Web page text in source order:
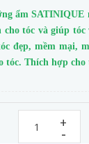
ẩm SATINIQUE
cho tóc và giúp
đẹp, mềm mại,
tóc. Thích hợp
-
+